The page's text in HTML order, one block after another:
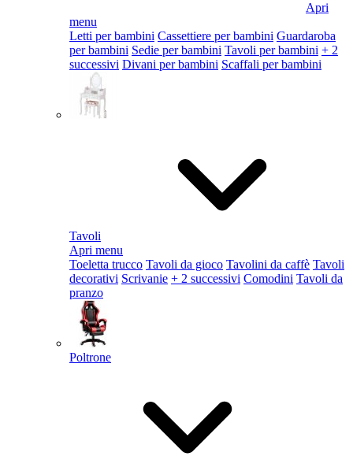
Apri
menu
Letti per bambini Cassettiere per bambini Guardaroba
per bambini Sedie per bambini Tavoli per bambini + 2
successivi Divani per bambini Scaffali per bambini
Tavoli
Apri menu
Toeletta trucco Tavoli da gioco Tavolini da caffè Tavoli
decorativi Scrivanie + 2 successivi Comodini Tavoli da
pranzo
Poltrone